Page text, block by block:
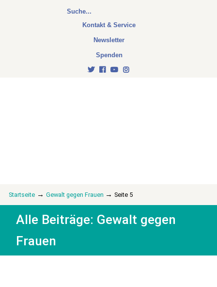
Kontakt & Service
Newsletter
Spenden
Startseite → Gewalt gegen Frauen → Seite 5
Alle Beiträge: Gewalt gegen
Frauen